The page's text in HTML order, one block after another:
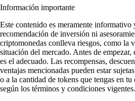
Información importante
Este contenido es meramente informativo
recomendación de inversión ni
criptomonedas conlleva riesgos, como la
situación del mercado. Antes de
es el adecuado. Las recompensas,
ventajas mencionadas pueden estar
o a la cantidad de tokens que tengas en
según los términos y condiciones vigentes.